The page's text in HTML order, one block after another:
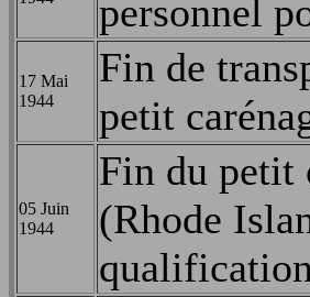
personnel
17 Mai
1944
Fin de
petit
05 Juin
1944
Fin du petit
(Rhode